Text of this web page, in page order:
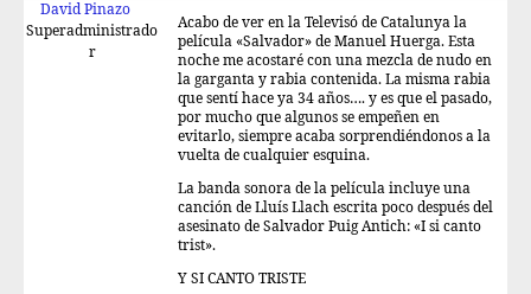
David Pinazo
Superadministrado
r
Acabo de ver en la Televisó de Catalunya la
película «Salvador» de Manuel Huerga. Esta
noche me acostaré con una mezcla de nudo en
la garganta y rabia contenida. La misma rabia
que sentí hace ya 34 años…. y es que el pasado,
por mucho que algunos se empeñen en
evitarlo, siempre acaba sorprendiéndonos a la
vuelta de cualquier esquina.
La banda sonora de la película incluye una
canción de Lluís Llach escrita poco después del
asesinato de Salvador Puig Antich: «I si canto
trist».
Y SI CANTO TRISTE